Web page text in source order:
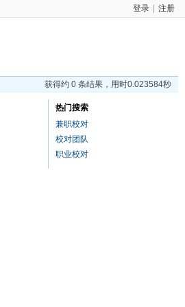
登录 注册
获得约 0 条结果，用时0.023584秒
热门搜索
兼职校对
校对团队
职业校对